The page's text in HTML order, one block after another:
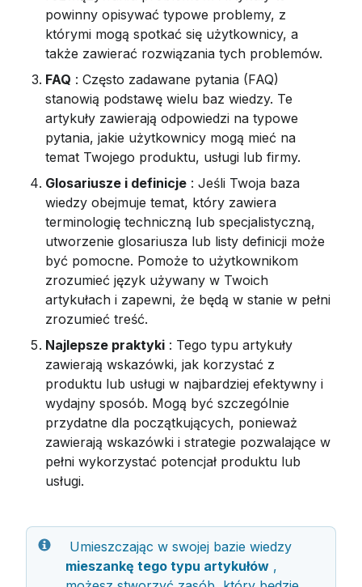
powinny opisywać typowe problemy, z
którymi mogą spotkać się użytkownicy, a
także zawierać rozwiązania tych problemów.
FAQ : Często zadawane pytania (FAQ)
stanowią podstawę wielu baz wiedzy. Te
artykuły zawierają odpowiedzi na typowe
pytania, jakie użytkownicy mogą mieć na
temat Twojego produktu, usługi lub firmy.
Glosariusze i definicje : Jeśli Twoja baza
wiedzy obejmuje temat, który zawiera
terminologię techniczną lub specjalistyczną,
utworzenie glosariusza lub listy definicji może
być pomocne. Pomoże to użytkownikom
zrozumieć język używany w Twoich
artykułach i zapewni, że będą w stanie w pełni
zrozumieć treść.
Najlepsze praktyki : Tego typu artykuły
zawierają wskazówki, jak korzystać z
produktu lub usługi w najbardziej efektywny i
wydajny sposób. Mogą być szczególnie
przydatne dla początkujących, ponieważ
zawierają wskazówki i strategie pozwalające w
pełni wykorzystać potencjał produktu lub
usługi.
Umieszczając w swojej bazie wiedzy
mieszankę tego typu artykułów ,